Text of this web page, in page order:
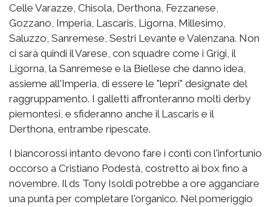
Celle Varazze, Chisola, Derthona, Fezzanese,
Gozzano, Imperia, Lascaris, Ligorna, Millesimo,
Saluzzo, Sanremese, Sestri Levante e Valenzana. Non
ci sarà quindi il Varese, con squadre come i Grigi, il
Ligorna, la Sanremese e la Biellese che danno idea,
assieme all'Imperia, di essere le "lepri" designate del
raggruppamento. I galletti affronteranno molti derby
piemontesi, e sfideranno anche il Lascaris e il
Derthona, entrambe ripescate.
I biancorossi intanto devono fare i conti con l'infortunio
occorso a Cristiano Podestà, costretto ai box fino a
novembre. Il ds Tony Isoldi potrebbe a ore agganciare
una punta per completare l'organico. Nel pomeriggio